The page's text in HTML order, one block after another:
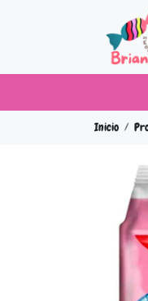
Inicio